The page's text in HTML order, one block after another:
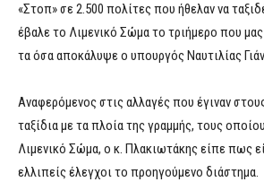
«Στοπ» σε 2.500 πολίτες που ήθελαν να
έβαλε το Λιμενικό Σώμα το τριήμερο που
τα όσα αποκάλυψε ο υπουργός Ναυτιλίας
Αναφερόμενος στις αλλαγές που έγιναν
ταξίδια με τα πλοία της γραμμής, τους
Λιμενικό Σώμα, ο κ. Πλακιωτάκης είπε πως
ελλιπείς έλεγχοι το προηγούμενο διάστημα.